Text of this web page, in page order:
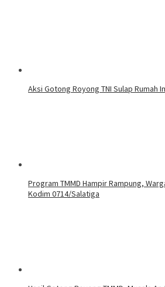
Aksi Gotong Royong TNI Sulap Rumah
Program TMMD Hampir Rampung,
Kodim 0714/Salatiga